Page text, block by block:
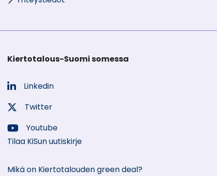
Kiertotalous-Suomi somessa
Sosiaalinen
media:
Linkedin
Sosiaalinen
media:
Twitter
Sosiaalinen
media:
Youtube
Tilaa KiSun uutiskirje
Mikä on Kiertotalouden green deal?